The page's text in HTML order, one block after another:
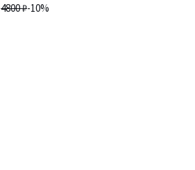
4800 ₽-10%